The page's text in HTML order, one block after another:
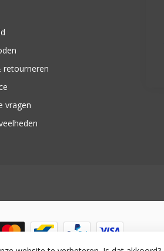
retourneren
vragen